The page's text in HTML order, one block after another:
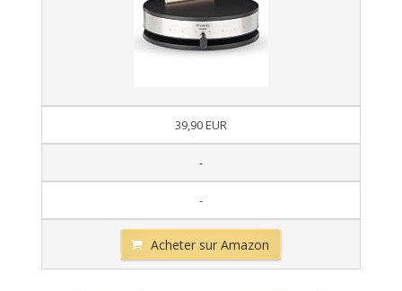
39,90 EUR
-
-
Acheter sur Amazon